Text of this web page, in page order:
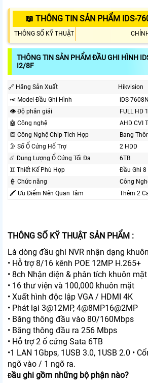
📖 THÔNG TIN SẢN PHẨM IDS-
THÔNG SỐ KỸ THUẬT
THÔNG TIN SẢN PHẨM ĐẦU GHI HÌNH
I2/8F
🔗 Hãng Sản Xuất
Hikvision
⥷ Model Đầu Ghi Hình
iDS-
👁 Độ phân giải
FULL HD
🤖️ Công nghệ
AHD CVI
🔳 Công Nghệ Chip Tích Hợp
Bang
🌛 Số Ổ Cứng Hổ Trợ
2 HDD
☄️ Dung Lượng Ổ Cứng Tối Đa
6TB
♊ Thiết Kế Phù Hợp
Đầu Ghi 8
👮 Chức năng
Công
🖍 Ưu Điểm Nên Quan Tâm
Thêm 2
THÔNG SỐ KỸ THUẬT SẢN PHẨM :
Là dòng đầu ghi NVR nhận dạng
• Hỗ trợ 8/16 kênh POE 12MP H.265+
• 8ch Nhận diện & phân tích khuôn mặt
• 16 thư viện và 100,000 khuôn mặt
• Xuất hình độc lập VGA / HDMI 4K
• Phát lại 3@12MP, 4@8MP16@2MP
• Băng thông đầu vào 80/160Mbps
• Băng thông đầu ra 256 Mbps
• Hỗ trợ 2 ổ cứng Sata 6TB
•1 LAN 1Gbps, 1USB 3.0, 1USB 2.0 •
ngõ vào / 1 ngõ ra.
Đầu ghi gồm những bộ phận nào?